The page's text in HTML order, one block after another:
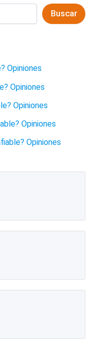
Buscar
Opiniones
Opiniones
Opiniones
Opiniones
Opiniones